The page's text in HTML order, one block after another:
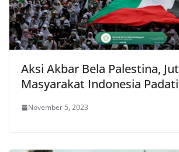
Aksi Akbar Bela Palestina,
Masyarakat Indonesia
November 5, 2023